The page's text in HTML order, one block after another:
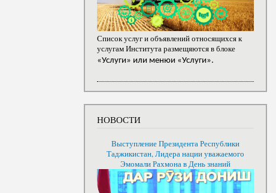
Список услуг и объявлений относящихся к
услугам Института размещяются в блоке
«Услуги» или менюи «Услуги».
НОВОСТИ
Выступление Президента Республики
Таджикистан, Лидера нации уважаемого
Эмомали Рахмона в День знаний